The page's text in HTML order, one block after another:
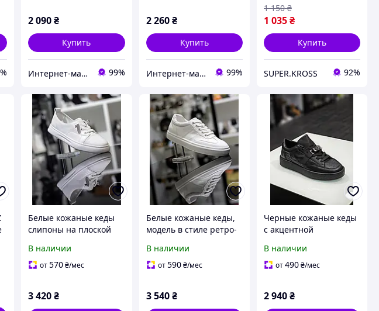
2 090₴
Купить
Интернет-магазин обуви "shoescomfort" 99%
2 260 ₴
Купить
Интернет-магазин обуви "shoescomfort" 99%
1 035₴
1 150 ₴
Купить
SUPER.KROSS 92%
Белые кожаные кеды
слипоны на плоской
стиле casual
В наличии
от570₴/мес
3 420₴
Белые кожаные кеды,
модель в стиле ретро-
В наличии
от590 ₴/мес
3 540 ₴
Черные кожаные кеды
с акцентной
В наличии
от490₴/мес
2 940₴